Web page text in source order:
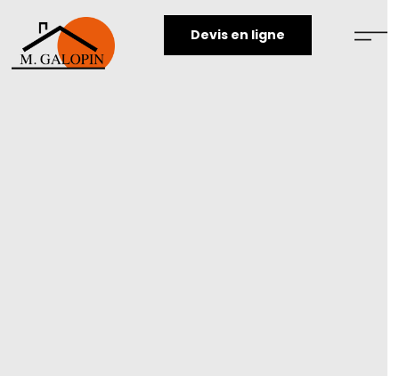
Devis en ligne